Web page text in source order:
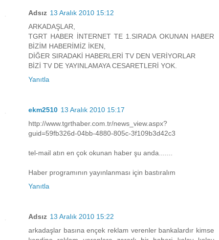
Adsız 13 Aralık 2010 15:12
ARKADAŞLAR,
TGRT HABER İNTERNET TE 1.SIRADA OKUNAN HABER
BİZİM HABERİMİZ İKEN,
DİĞER SIRADAKİ HABERLERİ TV DEN VERİYORLAR
BİZİ TV DE YAYINLAMAYA CESARETLERİ YOK.
Yanıtla
ekm2510 13 Aralık 2010 15:17
http://www.tgrthaber.com.tr/news_view.aspx?
guid=59fb326d-04bb-4880-805c-3f109b3d42c3
tel-mail atın en çok okunan haber şu anda.......
Haber programının yayınlanması için bastıralım
Yanıtla
Adsız 13 Aralık 2010 15:22
arkadaşlar basına ençek reklam verenler bankalardır kimse